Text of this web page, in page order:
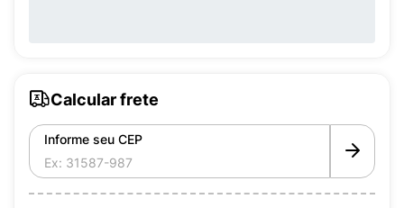
Calcular frete
Informe seu CEP